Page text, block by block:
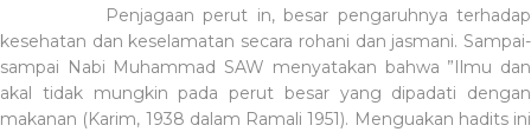
Penjagaan perut in, besar pengaruhnya terhadap
kesehatan dan keselamatan secara rohani dan jasmani. Sampai-
sampai Nabi Muhammad SAW menyatakan bahwa ”Ilmu dan
akal tidak mungkin pada perut besar yang dipadati dengan
makanan (Karim, 1938 dalam Ramali 1951). Menguakan hadits ini